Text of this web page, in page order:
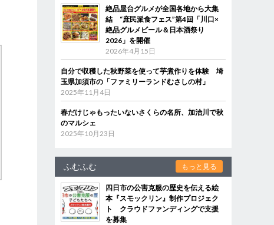
絶品屋台グルメが全国各地から大集
結 “庶民派食フェス”第4回「川口×
絶品グルメビール＆日本酒祭り
2026」を開催
2026年4月15日
自分で収穫した秋野菜を使って芋煮作りを体験 埼
玉県加須市の「ファミリーランドむさしの村」
2025年11月4日
春だけじゃもったいないさくらの名所、加治川で秋
のマルシェ
2025年10月23日
ふむふむ もっと見る
四日市の公害克服の歴史を伝える絵
本『スモックリン』制作プロジェク
ト クラウドファンディングで支援
を募集